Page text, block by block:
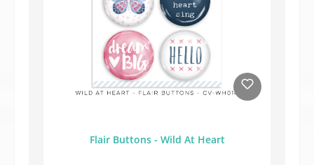
Flair Buttons - Wild At Heart